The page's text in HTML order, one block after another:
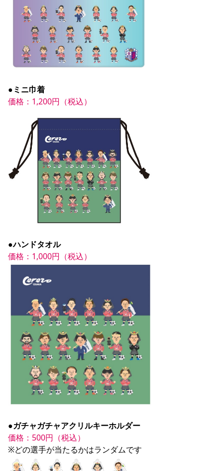
●ミニ巾着
価格：1,200円（税込）
●ハンドタオル
価格：1,000円（税込）
●ガチャガチャアクリルキーホルダー
価格：500円（税込）